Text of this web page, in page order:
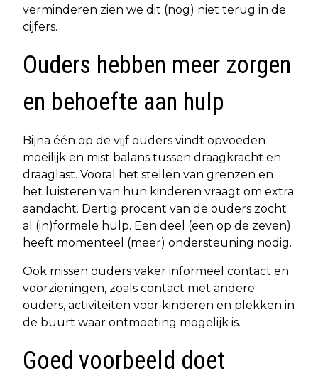
verminderen zien we dit (nog) niet terug in de
cijfers.
Ouders hebben meer zorgen
en behoefte aan hulp
Bijna één op de vijf ouders vindt opvoeden
moeilijk en mist balans tussen draagkracht en
draaglast. Vooral het stellen van grenzen en
het luisteren van hun kinderen vraagt om extra
aandacht. Dertig procent van de ouders zocht
al (in)formele hulp. Een deel (een op de zeven)
heeft momenteel (meer) ondersteuning nodig.
Ook missen ouders vaker informeel contact en
voorzieningen, zoals contact met andere
ouders, activiteiten voor kinderen en plekken in
de buurt waar ontmoeting mogelijk is.
Goed voorbeeld doet